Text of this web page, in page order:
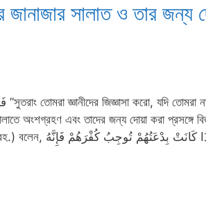
সালাত ও তার জন্য
অংশগ্রহণ এবং তাদের জন্য দোয়া করা প্রসঙ্গে